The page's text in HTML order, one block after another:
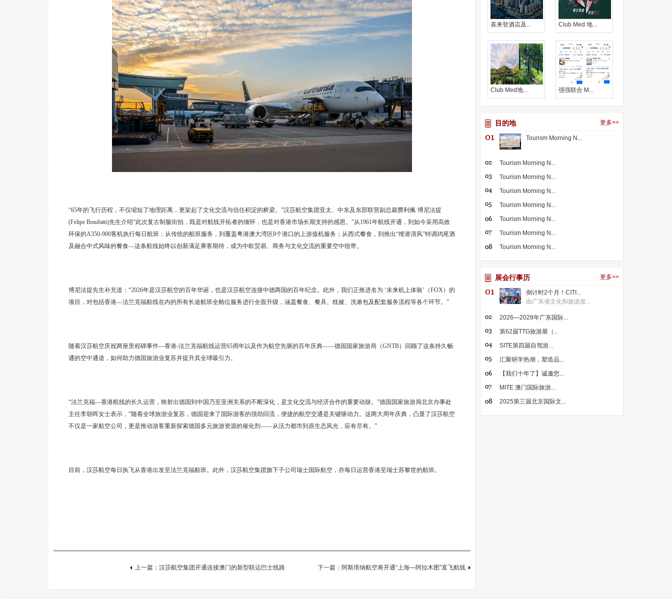
“65年的飞行历程，不仅缩短了地理距离，更架起了文化交流与信任积淀的桥梁。”汉莎航空集团亚太、中东及东部联营副总裁费利佩·博尼法提
(Felipe Bonifatti)先生介绍“此次复古制服街拍，既是对航线开拓者的缅怀，也是对香港市场长期支持的感恩。”从1961年航线开通，到如今采用高效
环保的A350-900客机执行每日航班；从传统的航班服务，到覆盖粤港澳大湾区8个港口的上游值机服务；从西式餐食，到推出“维港清风”特调鸡尾酒
及融合中式风味的餐食—这条航线始终以创新满足乘客期待，成为中欧贸易、商务与文化交流的重要空中纽带。
博尼法提先生补充道：“2026年是汉莎航空的百年华诞，也是汉莎航空连接中德两国的百年纪念。此外，我们正推进名为 ‘未来机上体验’（FOX）的
项目，对包括香港—法兰克福航线在内的所有长途航班全舱位服务进行全面升级，涵盖餐食、餐具、枕被、洗漱包及配套服务流程等各个环节。”
随着汉莎航空庆祝两座里程碑事件—香港-法兰克福航线运营65周年以及作为航空先驱的百年庆典——德国国家旅游局（GNTB）回顾了这条持久畅
通的空中通道，如何助力德国旅游业复苏并提升其全球吸引力。
“法兰克福—香港航线的长久运营，映射出德国到中国乃至亚洲关系的不断深化，是文化交流与经济合作的重要动脉。”德国国家旅游局北京办事处
主任李朝晖女士表示，“随着全球旅游业复苏，德国迎来了国际游客的强劲回流，便捷的航空交通是关键驱动力。这两大周年庆典，凸显了汉莎航空
不仅是一家航空公司，更是推动游客重新探索德国多元旅游资源的催化剂——从活力都市到原生态风光，应有尽有。”
目前，汉莎航空每日执飞从香港出发至法兰克福航班。此外，汉莎航空集团旗下子公司瑞士国际航空，亦每日运营香港至瑞士苏黎世的航班。
上一篇：汉莎航空集团开通连接澳门的新型联运巴士线路 下一篇：阿斯塔纳航空将开通“上海—阿拉木图”直飞航线
喜来登酒店及... Club Med 地...
Club Med地... 强强联合 M...
更多>>
目的地
Tourism Morning N...
Tourism Morning N...
Tourism Morning N...
Tourism Morning N...
Tourism Morning N...
Tourism Morning N...
Tourism Morning N...
Tourism Morning N...
更多>>
展会行事历
倒计时2个月！CITI...
由广东省文化和旅游发...
2026—2028年广东国际...
第62届TTG旅游展（...
SITE第四届自驾游...
汇聚研学热潮，塑造品...
【我们十年了】诚邀您...
MITE 澳门国际旅游...
2025第三届北京国际文...